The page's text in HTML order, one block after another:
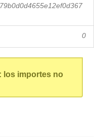
0
los importes no